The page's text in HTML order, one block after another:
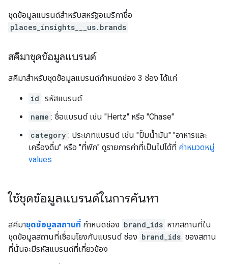
ชุดข้อมูลแบรนด์สำหรับสหรัฐอเมริกาชื่อ
places_insights___us.brands
สคีมาชุดข้อมูลแบรนด์
สคีมาสำหรับชุดข้อมูลแบรนด์กำหนดช่อง 3 ช่อง ได้แก่
id : รหัสแบรนด์
name : ชื่อแบรนด์ เช่น "Hertz" หรือ "Chase"
category : ประเภทแบรนด์ เช่น "ปั๊มน้ำมัน" "อาหารและ
เครื่องดื่ม" หรือ "ที่พัก" ดูรายการค่าที่เป็นไปได้ที่ ค่าหมวดหมู่
values
ใช้ชุดข้อมูลแบรนด์ในการค้นหา
สคีมาชุดข้อมูลสถานที่ กำหนดช่อง brand_ids หากสถานที่ใน
ชุดข้อมูลสถานที่เชื่อมโยงกับแบรนด์ ช่อง brand_ids ของสถาน
ที่นั้นจะมีรหัสแบรนด์ที่เกี่ยวข้อง